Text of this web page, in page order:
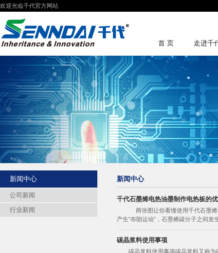
欢迎光临千代官方网站
首 页 走进千
新闻中心
公司新闻
行业新闻
新闻中心
千代石墨烯电热油墨制作电热板的
两张图让你看懂使用千代石墨烯
产生“布朗运动”，石墨烯碳分子之间
碳晶浆料使用事项
碳晶浆料使用事项碳晶浆料又称